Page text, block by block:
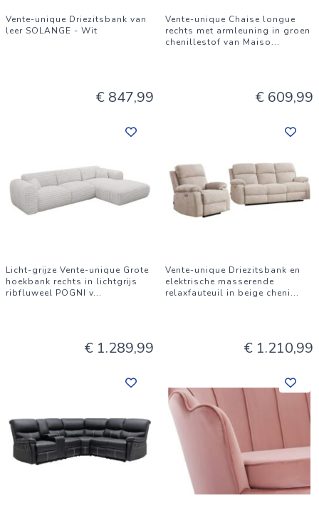
Vente-unique Driezitsbank van
leer SOLANGE - Wit
€ 847,99
Vente-unique Chaise longue
rechts met armleuning in groen
chenillestof van Maiso...
€ 609,99
Licht-grijze Vente-unique Grote
hoekbank rechts in lichtgrijs
ribfluweel POGNI v...
€ 1.289,99
Vente-unique Driezitsbank en
elektrische masserende
relaxfauteuil in beige cheni...
€ 1.210,99